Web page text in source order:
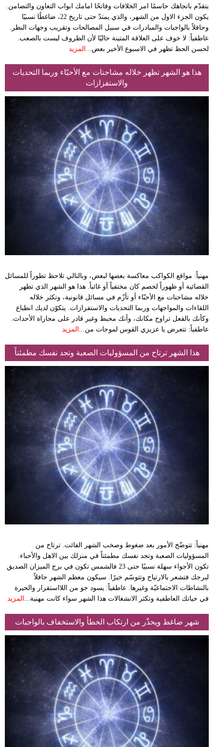
يتقدّم باتجاهك حاسمًا امر الخلافات وفاتحًا امامك ابواب التعاون والتضامن.
يكون الجزء الاول من الشهر، والذي يمتدّ حتى تاريخ 22، ضاغطًا نسبيًا
وحافلاً بالواجبات والمبادرات في سبيل المصالحات وتقريب وجهات النظر.
عاطفياً: لا خوف على العلاقة المتينة حاليًا لأن الظروف ليست بالصعب.
لحسن الحظ تظهر في الاسبوع الأخير بعض... المزيد
هذا هو الشهر تظهر خلاله مشاحنات مع الأحبّاء وربما التحديات
والاستفزازات
مهنياً: مواقع الكواكب معاكسة بعضها لبعض، وبالتالي تلاحظ تطوراً للمسائل
القضائية أو ظهوراً لخصم كان مختفياً أو غائباً. هذا هو الشهر الذي تظهر
خلاله مشاحنات مع الأحبّاء أو تأزّم في مسائل قانونية، وتكثر خلاله
اللقاءات والمواجهات وربما التحديات والاستفزازات. يتكوّن لديك انطباع
وكأنك بالفعل تراوح مكانك، وأنك محبط وغير قادر على مجاراة الأحداث.
عاطفياً: تتعرض يا عزيزي القوس لموجات من... المزيد
هذا الشهر ترتاح من المسؤوليات الصعبة وتجد نفسك مطمئناً
مهنياً: تتوضّح الأمور بعد ضغوط وصخب الشهر الفائت. ترتاح من
المسؤوليات الصعبة وتجد نفسك مطمئناً في منزلك بين الاهل والأحباء.
تكون الأجواء سهلة نسبيًا حتى 23 فالشمس تكون في برج الميزان الصديق
لبرجك فتشعر بالارتياح وتتوسّم خيرًا. سيكون معظم الشهر حافلاً
بالنشاطات الاجتماعيّة وغيرها. عاطفياً: يسود جو من اللااستقرار والحيرة
في حياتك العاطفية وتكثر الانشغالات هذا الشهر سواء كانت مهنية... المزيد
شهر ضاغط ويحذّر من ارتكاب الخطأ والاستخفاف بالواجبات